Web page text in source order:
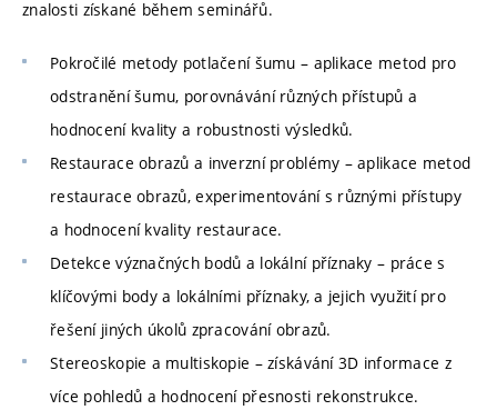
znalosti získané během seminářů.
Pokročilé metody potlačení šumu – aplikace metod pro
odstranění šumu, porovnávání různých přístupů a
hodnocení kvality a robustnosti výsledků.
Restaurace obrazů a inverzní problémy – aplikace metod
restaurace obrazů, experimentování s různými přístupy
a hodnocení kvality restaurace.
Detekce význačných bodů a lokální příznaky – práce s
klíčovými body a lokálními příznaky, a jejich využití pro
řešení jiných úkolů zpracování obrazů.
Stereoskopie a multiskopie – získávání 3D informace z
více pohledů a hodnocení přesnosti rekonstrukce.